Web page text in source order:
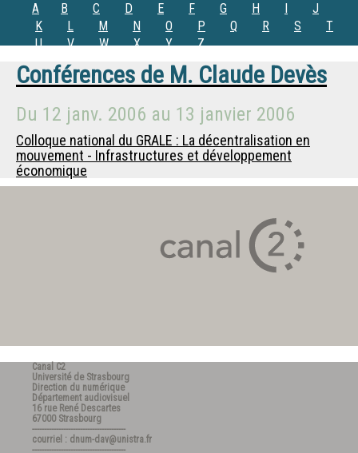
A B C D E F G H I
J
K
L M N O P Q R S
T
U
V W X Y Z
Conférences de M. Claude Devès
Du 12 janv. 2006 au 13 janvier 2006
Colloque national du GRALE : La décentralisation en
mouvement - Infrastructures et développement
économique
Canal C2
Université de Strasbourg
Direction du numérique
Département audiovisuel
16 rue René Descartes
67000 Strasbourg
---------------------------------------
courriel : dnum-dav@unistra.fr
---------------------------------------